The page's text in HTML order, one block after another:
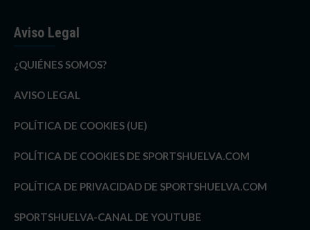
Aviso Legal
¿QUIÉNES SOMOS?
AVISO LEGAL
POLÍTICA DE COOKIES (UE)
POLÍTICA DE COOKIES DE SPORTSHUELVA.COM
POLÍTICA DE PRIVACIDAD DE SPORTSHUELVA.COM
SPORTSHUELVA-CANAL DE YOUTUBE